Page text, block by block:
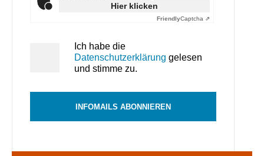
Hier klicken
FriendlyCaptcha ⇗
Ich habe die
Datenschutzerklärung gelesen
und stimme zu.
INFOMAILS ABONNIEREN